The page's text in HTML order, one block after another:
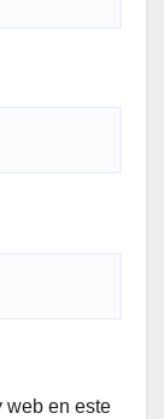
web en este